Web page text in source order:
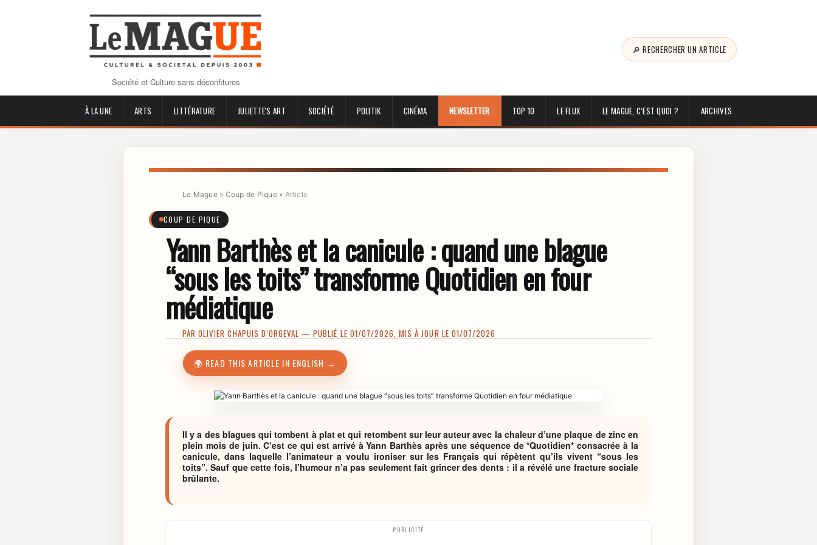
Société et Culture sans déconfitures
🔎 RECHERCHER UN ARTICLE
À LA UNE ARTS LITTÉRATURE JULIETTE'S ART SOCIÉTÉ POLITIK CINÉMA NEWSLETTER TOP 10 LE FLUX LE MAGUE, C’EST QUOI ? ARCHIVES
Le Mague» Coup de Pique» Article
COUP DE PIQUE
Yann Barthès et la canicule : quand une blague
“sous les toits” transforme Quotidien en four
médiatique
PAROLIVIER CHAPUIS D’ORGEVAL — PUBLIÉ LE 01/07/2026, MIS À JOUR LE 01/07/2026
🌍 READ THIS ARTICLE IN ENGLISH →
Il y a des blagues qui tombent à plat et qui retombent sur leur auteur avec la chaleur d’une plaque de zinc en
plein mois de juin. C’est ce qui est arrivé à Yann Barthès après une séquence de *Quotidien* consacrée à la
canicule, dans laquelle l’animateur a voulu ironiser sur les Français qui répètent qu’ils vivent “sous les
toits”. Sauf que cette fois, l’humour n’a pas seulement fait grincer des dents : il a révélé une fracture sociale
brûlante.
PUBLICITÉ